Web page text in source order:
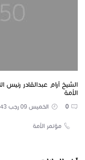
الشيخ آرام عبدالقادر
الأمة
الخميس 09 رجب 1443 00:00
مؤتمر الأمة